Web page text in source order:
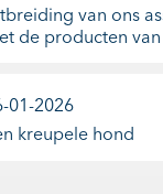
van ons
de producten van
01-2026
kreupele hond